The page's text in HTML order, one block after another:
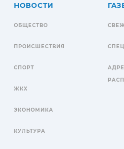
НОВОСТИ
ОБЩЕСТВО
ПРОИСШЕСТВИЯ
СПОРТ
ЖКХ
ЭКОНОМИКА
КУЛЬТУРА